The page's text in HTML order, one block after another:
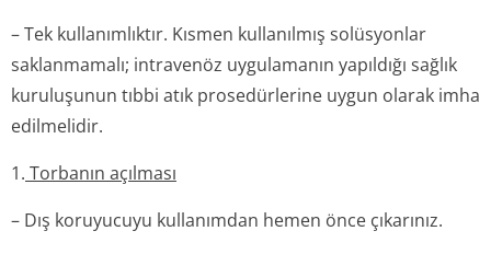
– Tek kullanımlıktır. Kısmen kullanılmış solüsyonlar
saklanmamalı; intravenöz uygulamanın yapıldığı sağlık
kuruluşunun tıbbi atık prosedürlerine uygun olarak imha
edilmelidir.
1. Torbanın açılması
– Dış koruyucuyu kullanımdan hemen önce çıkarınız.